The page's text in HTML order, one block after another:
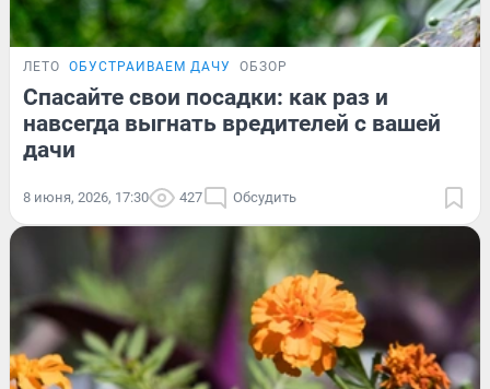
ЛЕТО ОБУСТРАИВАЕМ ДАЧУ ОБЗОР
Спасайте свои посадки: как раз и
навсегда выгнать вредителей с вашей
дачи
8 июня, 2026, 17:30 427 Обсудить